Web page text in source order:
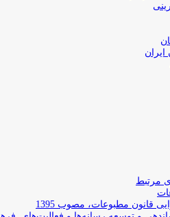
ایران
مرتبط
قانون مطبوعات، مصوب 1395